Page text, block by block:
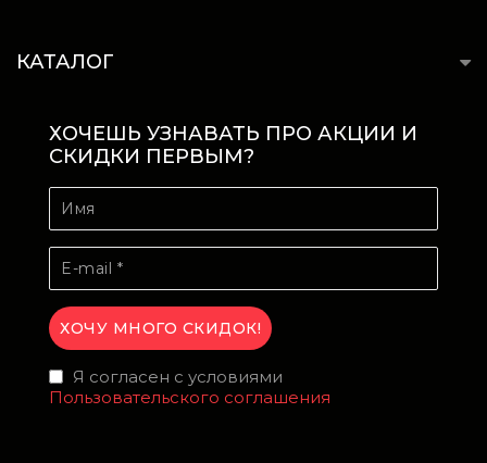
КАТАЛОГ
ХОЧЕШЬ УЗНАВАТЬ ПРО АКЦИИ И
СКИДКИ ПЕРВЫМ?
Я согласен с условиями
Пользовательского соглашения